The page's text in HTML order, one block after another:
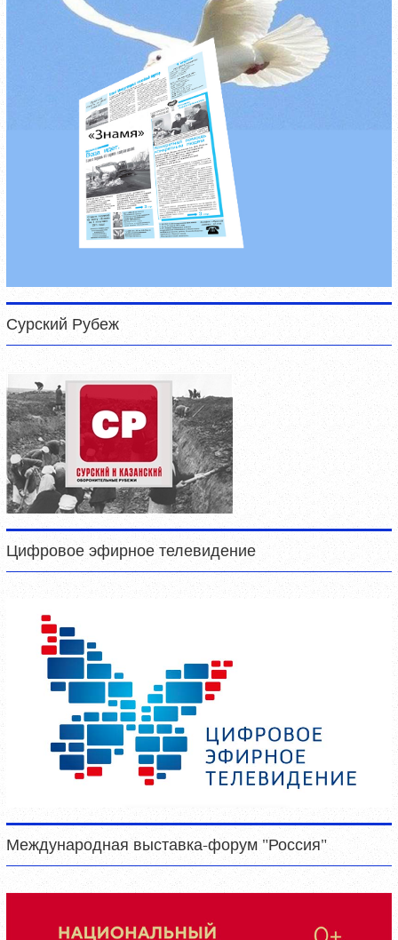
Сурский Рубеж
Цифровое эфирное телевидение
Международная выставка-форум "Россия"